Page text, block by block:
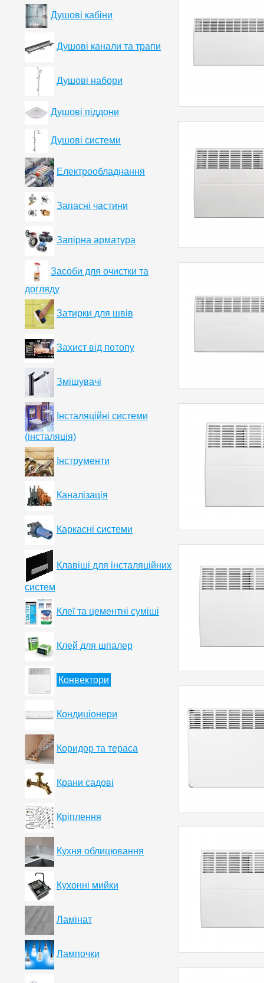
Душові кабіни
Душові канали та трапи
Душові набори
Душові піддони
Душові системи
Електрообладнання
Запасні частини
Запірна арматура
Засоби для очистки та
догляду
Затирки для швів
Захист від потопу
Змішувачі
Інсталяційні системи
(інсталяція)
Інструменти
Каналізація
Каркасні системи
Клавіші для інсталяційних
систем
Клеї та цементні суміші
Клей для шпалер
Конвектори
Кондиціонери
Коридор та тераса
Крани садові
Кріплення
Кухня облицювання
Кухонні мийки
Ламінат
Лампочки